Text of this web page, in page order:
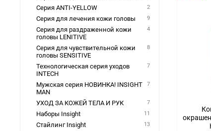
Серия ANTI-YELLOW 2
Серия для лечения кожи головы 9
Серия для раздраженной кожи
головы LENITIVE
4
Серия для чувствительной кожи
головы SENSITIVE
8
Технологическая серия уходов
INTECH
7
Мужская серия НОВИНКА! INSIGHT
MAN
7
УХОД ЗА КОЖЕЙ ТЕЛА И РУК 7
Наборы Insight 11
Стайлинг Insight 13